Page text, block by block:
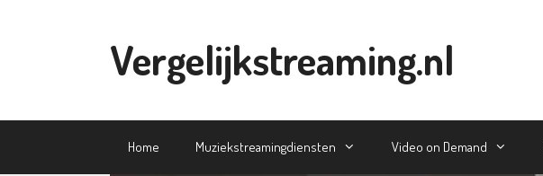
Vergelijkstreaming.nl
Home Muziekstreamingdiensten Video on Demand